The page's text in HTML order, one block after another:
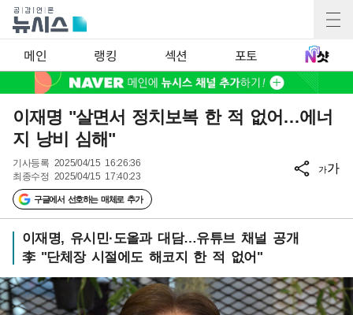
메인 랭킹 섹션 포토
이재명 "살면서 정치보복 한 적 없어…에너
지 낭비 심해"
기사등록 2025/04/15 16:26:36
최종수정 2025/04/15 17:40:23
구글에서 선호하는 매체로 추가
가가
이재명, 유시민·도올과 대담…유튜브 채널 공개
李 "단체장 시절에도 해코지 한 적 없어"